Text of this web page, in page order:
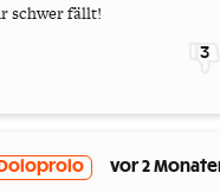
schwer fällt!
3
Doloprolo vor 2